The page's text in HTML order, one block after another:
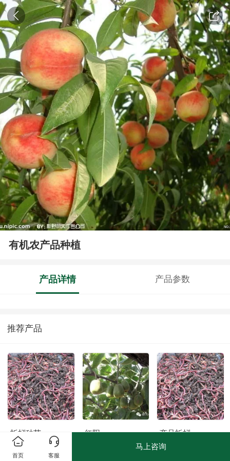
有机农产品种植
产品详情 产品参数
推荐产品
蚯蚓种苗 红阳 商品蚯蚓
首页 客服
马上咨询